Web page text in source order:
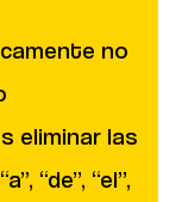
no
eliminar las
“de”, “el”,